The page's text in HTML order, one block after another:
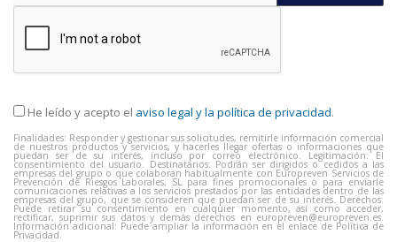
He leído y acepto el aviso legal y la política de privacidad.
Finalidades: Responder y gestionar sus solicitudes, remitirle información comercial
de nuestros productos y servicios, y hacerles llegar ofertas o informaciones que
puedan ser de su interés, incluso por correo electrónico. Legitimación: El
consentimiento del usuario. Destinatarios: Podrán ser dirigidos o cedidos a las
empresas del grupo o que colaboran habitualmente con Europreven Servicios de
Prevención de Riesgos Laborales, SL para fines promocionales o para enviarle
comunicaciones relativas a los servicios prestados por las entidades dentro de las
empresas del grupo, que se consideren que puedan ser de su interés. Derechos:
Puede retirar su consentimiento en cualquier momento, así como acceder,
rectificar, suprimir sus datos y demás derechos en europreven@europreven.es.
Información adicional: Puede ampliar la información en el enlace de Política de
Privacidad.